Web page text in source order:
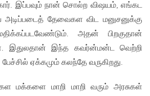
இப்பவும் நான் சொல்ற விஷயம், எங்கட
அடிப்படைத் தேவைகள விட மனுசனுக்கு
அதன் பிறகுதான்
இதுலதான் இந்த கவர்ன்மன்ட வெற்றி
ஏக்கமும் கலந்தே வருகிறது.
மக்களை மாறி மாறி வரும் அரசுகள்